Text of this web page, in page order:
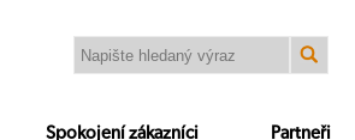
Spokojení zákazníci Partneři